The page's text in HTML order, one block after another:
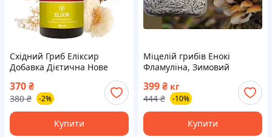
Східний Гриб Еліксир
Добавка Дієтична Нове
Шиитаке, Муер, Енокі,
Кораловий Гриб
370₴
380 ₴ -2%
Купити
Міцелій грибів Енокі
Фламуліна, Зимовий
399₴ кг
444 ₴ -10%
Купити